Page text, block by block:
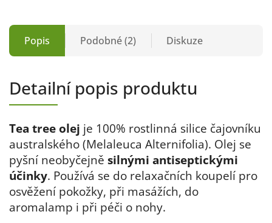
Popis Podobné (2) Diskuze
Detailní popis produktu
Tea tree olej je 100% rostlinná silice čajovníku
australského (Melaleuca Alternifolia). Olej se
pyšní neobyčejně silnými antiseptickými
účinky. Používá se do relaxačních koupelí pro
osvěžení pokožky, při masážích, do
aromalamp i při péči o nohy.